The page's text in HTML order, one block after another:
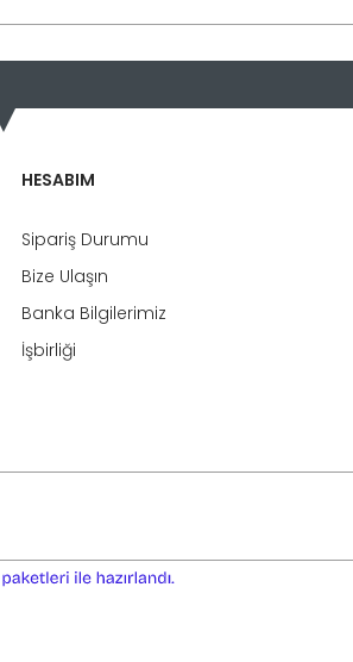
HESABIM
Sipariş Durumu
Bize Ulaşın
Banka Bilgilerimiz
İşbirliği
e-